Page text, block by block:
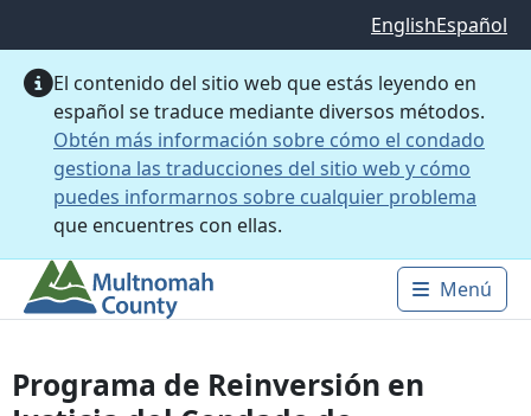
EnglishEspañol
El contenido del sitio web que estás leyendo en
español se traduce mediante diversos métodos.
Obtén más información sobre cómo el condado
gestiona las traducciones del sitio web y cómo
puedes informarnos sobre cualquier problema
que encuentres con ellas.
Main
Menú
Programa de Reinversión en